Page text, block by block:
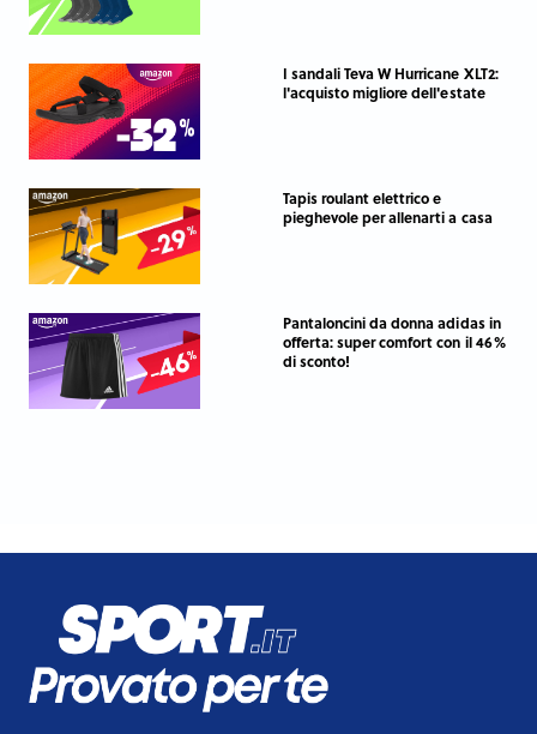
I sandali Teva W Hurricane XLT2:
l'acquisto migliore dell'estate
Tapis roulant elettrico e
pieghevole per allenarti a casa
Pantaloncini da donna adidas in
offerta: super comfort con il 46%
di sconto!